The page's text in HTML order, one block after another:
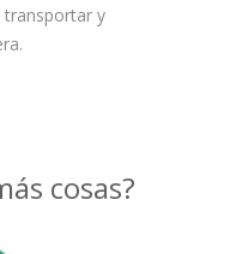
transportar y
cosas?